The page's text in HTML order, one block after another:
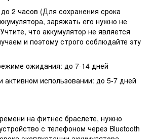
2 часов (Для сохранения срока
заряжать его нужно не
что аккумулятор не является
и поэтому строго соблюдайте эту
ожидания: до 7-14 дней
активном использовании: до 5-7 дней
на фитнес браслете, нужно
с телефоном через Bluetooth